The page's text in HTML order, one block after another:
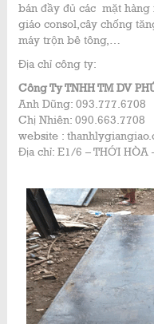
bán đầy đủ các mặt
giáo consol,cây chống
máy trộn bê tông,…
Địa chỉ công ty:
Công Ty TNHH TM DV
Anh Dũng: 093.777.6708
Chị Nhiên: 090.663.7708
website :
Địa chỉ: E1/6 – THỚI HÒA